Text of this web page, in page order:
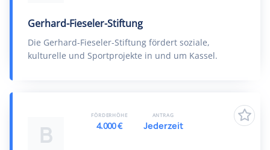
Gerhard-Fieseler-Stiftung
Die Gerhard-Fieseler-Stiftung fördert soziale,
kulturelle und Sportprojekte in und um Kassel.
B
FÖRDERHÖHE
4.000 €
ANTRAG
Jederzeit